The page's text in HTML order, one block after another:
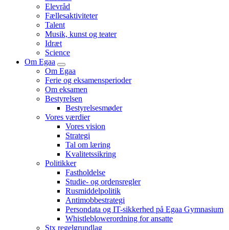
undermenu
for
“Skoleliv”
Elevråd
Fællesaktiviteter
Talent
Musik, kunst og teater
Idræt
Science
Om Egaa
Vis
undermenu
for
“Om
Egaa”
Om Egaa
Ferie og eksamensperioder
Om eksamen
Bestyrelsen
Bestyrelsesmøder
Vores værdier
Vores vision
Strategi
Tal om læring
Kvalitetssikring
Politikker
Fastholdelse
Studie- og ordensregler
Rusmiddelpolitik
Antimobbestrategi
Persondata og IT-sikkerhed på Egaa Gymnasium
Whistle­blowerordning for ansatte
Stx regelgrundlag